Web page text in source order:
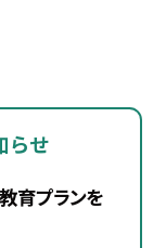
らせ
育プランを